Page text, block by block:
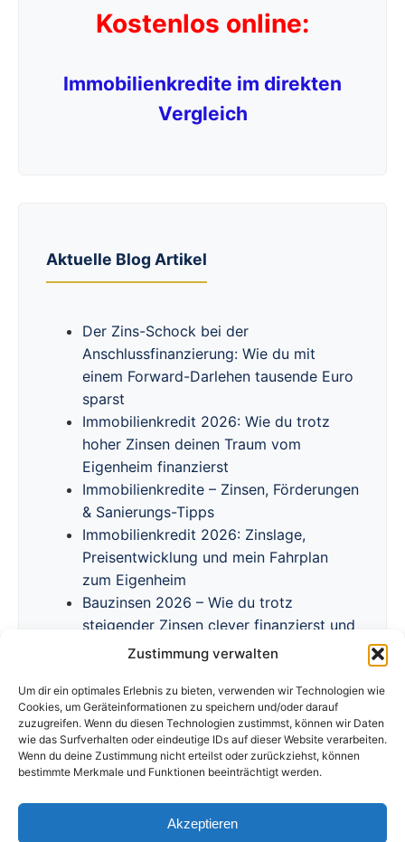
Zustimmung verwalten
Um dir ein optimales Erlebnis zu bieten, verwenden wir Technologien wie
Cookies, um Geräteinformationen zu speichern und/oder darauf
zuzugreifen. Wenn du diesen Technologien zustimmst, können wir Daten
wie das Surfverhalten oder eindeutige IDs auf dieser Website verarbeiten.
Wenn du deine Zustimmung nicht erteilst oder zurückziehst, können
bestimmte Merkmale und Funktionen beeinträchtigt werden.
Akzeptieren
Kostenlos online:
Immobilienkredite im direkten
Vergleich
Aktuelle Blog Artikel
Der Zins-Schock bei der
Anschlussfinanzierung: Wie du mit
einem Forward-Darlehen tausende Euro
sparst
Immobilienkredit 2026: Wie du trotz
hoher Zinsen deinen Traum vom
Eigenheim finanzierst
Immobilienkredite – Zinsen, Förderungen
& Sanierungs-Tipps
Immobilienkredit 2026: Zinslage,
Preisentwicklung und mein Fahrplan
zum Eigenheim
Bauzinsen 2026 – Wie du trotz
steigender Zinsen clever finanzierst und
Förderprogramme nutzt